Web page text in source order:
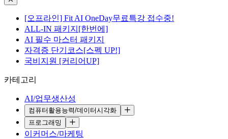
[오프라인] Fit AI OneDay무료특강 접수중!
ALL-IN 패키지[한번에]
AI 필수 마스터 패키지
자격증 단기코스[스펙 UP!]
국비지원 [커리어UP]
카테고리
AI/업무생산성
컴퓨터활용능력/데이터시각화
프로그래밍
이커머스/마케팅